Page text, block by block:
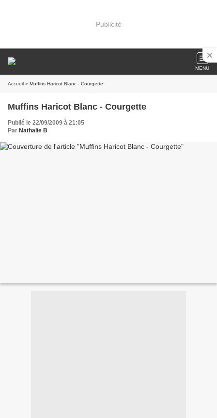
Publicité
MENU
Accueil » Muffins Haricot Blanc - Courgette
Muffins Haricot Blanc - Courgette
Publié le 22/09/2009 à 21:05
Par Nathalie B